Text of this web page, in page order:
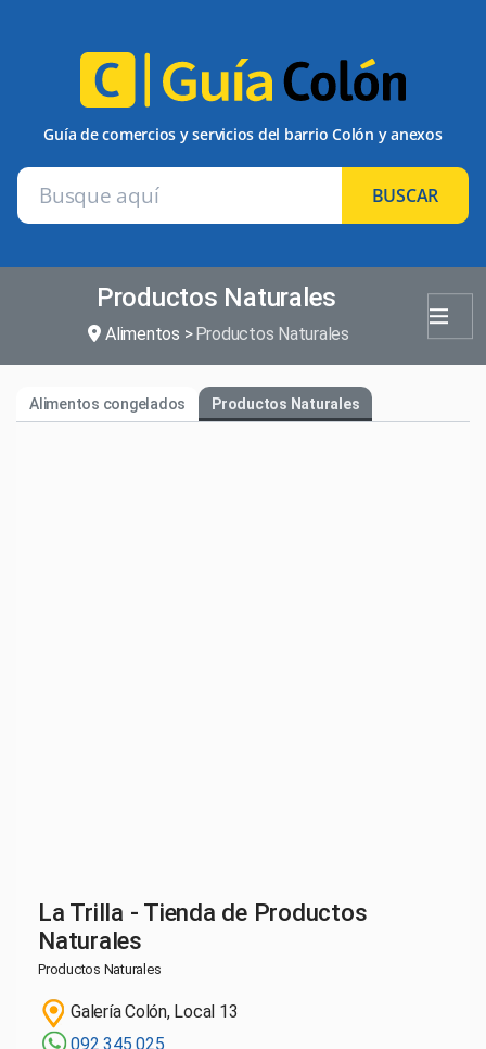
Guía de comercios y servicios del barrio Colón y anexos
BUSCAR
Productos Naturales
Alimentos Productos Naturales
Alimentos congelados Productos Naturales
La Trilla - Tienda de Productos
Naturales
Productos Naturales
Galería Colón, Local 13
092 345 025